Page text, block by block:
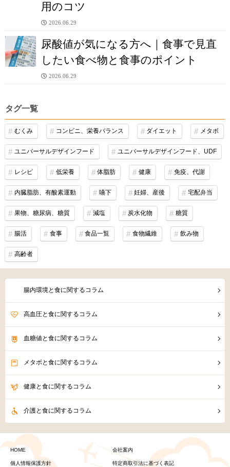
用のコツ
2026.06.29
尿酸値が気になる方へ｜食事で見直
したい食べ物と食事のポイント
2026.06.29
タグ一覧
むくみ コンビニ、栄養バランス ダイエット メタボ
ユニバーサルデザインフード ユニバーサルデザインフード、UDF
レシピ 低栄養 体脂肪 健康 免疫、代謝
内臓脂肪、有酸素運動 嚥下 妊婦、産後 宅配弁当
果物、糖尿病、糖質 減塩 炭水化物 糖質
腸活 食事 食品一覧 食物繊維 飲み物
高齢者
腸内環境と食に関するコラム
高血圧と食に関するコラム
血糖値と食に関するコラム
メタボと食に関するコラム
健康と食に関するコラム
介護と食に関するコラム
HOME 会社案内
個人情報保護方針 特定商取引法に基づく表記